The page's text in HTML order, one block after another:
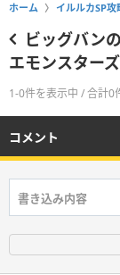
ホーム イルルカSP攻
ビッグバン
エモンスターズ
1-0件を表示中 / 合計0
コメント